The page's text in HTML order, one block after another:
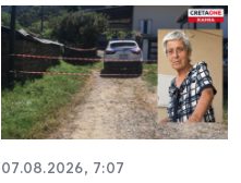
07.08.2026, 7:07